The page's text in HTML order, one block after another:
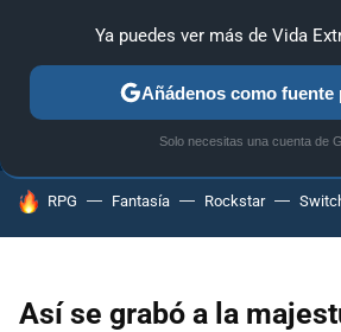
ANÁLISIS GUÍAS Y TRUCOS PC
HOY SE HABLA DE
RPG Fantasía Rockstar
Así se grabó a la
Ya puedes ver más de Vida
Añádenos como fuente
Solo necesitas una cuenta de